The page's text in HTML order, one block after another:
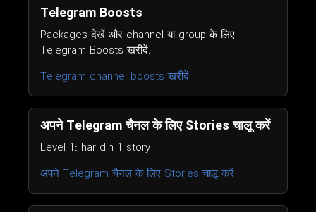
Telegram Boosts
Packages देखें और channel या group के लिए
Telegram Boosts खरीदें.
Telegram channel boosts खरीदें
अपने Telegram चैनल के लिए Stories चालू करें
Level 1: har din 1 story
अपने Telegram चैनल के लिए Stories चालू करें